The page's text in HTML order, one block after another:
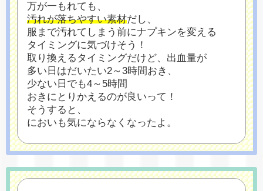
万が一もれても、
汚れが落ちやすい素材だし、
服まで汚れてしまう前にナプキンを変える
タイミングに気づけそう！
取り換えるタイミングだけど、出血量が
多い日はだいたい2～3時間おき、
少ない日でも4～5時間
おきにとりかえるのが良いって！
そうすると、
においも気にならなくなったよ。